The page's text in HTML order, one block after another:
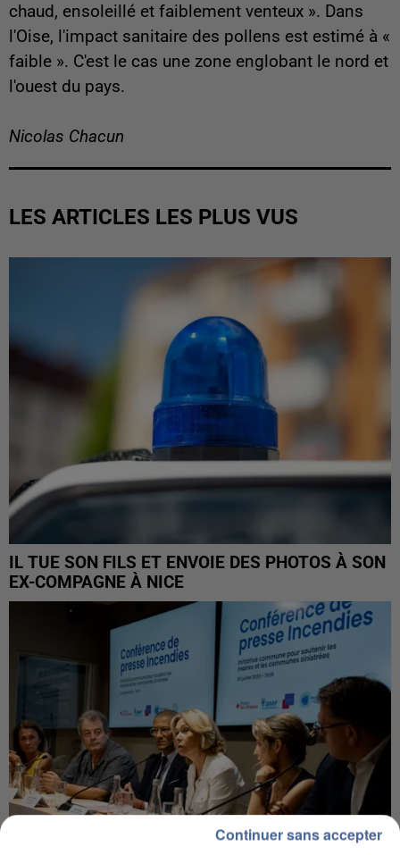
chaud, ensoleillé et faiblement venteux ». Dans
l'Oise, l'impact sanitaire des pollens est estimé à «
faible ». C'est le cas une zone englobant le nord et
l'ouest du pays.
Nicolas Chacun
LES ARTICLES LES PLUS VUS
IL TUE SON FILS ET ENVOIE DES PHOTOS À SON
EX-COMPAGNE À NICE
Continuer sans accepter